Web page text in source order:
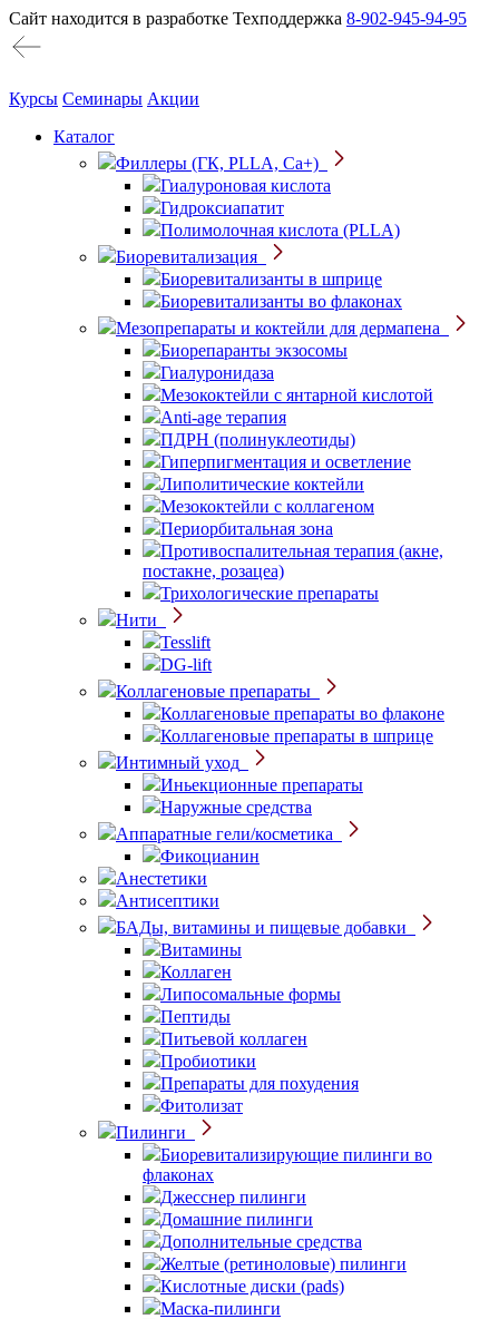
Сайт находится в разработке Техподдержка 8-902-945-94-95
Курсы Семинары Акции
Каталог
Филлеры (ГК, PLLA, Ca+)
Гиалуроновая кислота
Гидроксиапатит
Полимолочная кислота (PLLA)
Биоревитализация
Биоревитализанты в шприце
Биоревитализанты во флаконах
Мезопрепараты и коктейли для дермапена
Биорепаранты экзосомы
Гиалуронидаза
Мезококтейли с янтарной кислотой
Anti-age терапия
ПДРН (полинуклеотиды)
Гиперпигментация и осветление
Липолитические коктейли
Мезококтейли с коллагеном
Периорбитальная зона
Противоспалительная терапия (акне,
постакне, розацеа)
Трихологические препараты
Нити
Tesslift
DG-lift
Коллагеновые препараты
Коллагеновые препараты во флаконе
Коллагеновые препараты в шприце
Интимный уход
Иньекционные препараты
Наружные средства
Аппаратные гели/косметика
Фикоцианин
Анестетики
Антисептики
БАДы, витамины и пищевые добавки
Витамины
Коллаген
Липосомальные формы
Пептиды
Питьевой коллаген
Пробиотики
Препараты для похудения
Фитолизат
Пилинги
Биоревитализирующие пилинги во
флаконах
Джесснер пилинги
Домашние пилинги
Дополнительные средства
Желтые (ретиноловые) пилинги
Кислотные диски (pads)
Маска-пилинги